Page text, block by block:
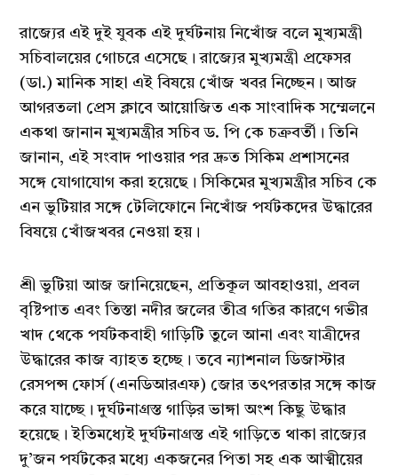
রাজ্যের এই দুই যুবক এই দুর্ঘটনায় নিখোঁজ বলে মুখ্যমন্ত্রী
সচিবালয়ের গোচরে এসেছে। রাজ্যের মুখ্যমন্ত্রী প্রফেসর
(ডা.) মানিক সাহা এই বিষয়ে খোঁজ খবর নিচ্ছেন। আজ
আগরতলা প্রেস ক্লাবে আয়োজিত এক সাংবাদিক সম্মেলনে
একথা জানান মুখ্যমন্ত্রীর সচিব ড. পি কে চক্রবর্তী। তিনি
জানান, এই সংবাদ পাওয়ার পর দ্রুত সিকিম প্রশাসনের
সঙ্গে যোগাযোগ করা হয়েছে। সিকিমের মুখ্যমন্ত্রীর সচিব কে
এন ভুটিয়ার সঙ্গে টেলিফোনে নিখোঁজ পর্যটকদের উদ্ধারের
বিষয়ে খোঁজখবর নেওয়া হয়।
শ্রী ভুটিয়া আজ জানিয়েছেন, প্রতিকূল আবহাওয়া, প্রবল
বৃষ্টিপাত এবং তিস্তা নদীর জলের তীব্র গতির কারণে গভীর
খাদ থেকে পর্যটকবাহী গাড়িটি তুলে আনা এবং যাত্রীদের
উদ্ধারের কাজ ব্যাহত হচ্ছে। তবে ন্যাশনাল ডিজাস্টার
রেসপন্স ফোর্স (এনডিআরএফ) জোর তৎপরতার সঙ্গে কাজ
করে যাচ্ছে। দুর্ঘটনাগ্রস্ত গাড়ির ভাঙ্গা অংশ কিছু উদ্ধার
হয়েছে। ইতিমধ্যেই দুর্ঘটনাগ্রস্ত এই গাড়িতে থাকা রাজ্যের
দু’জন পর্যটকের মধ্যে একজনের পিতা সহ এক আত্মীয়ের